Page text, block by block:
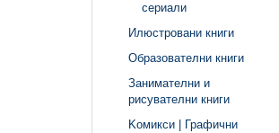
сериали
Илюстровани книги
Образователни книги
Занимателни и
рисувателни книги
Kомикси | Графични